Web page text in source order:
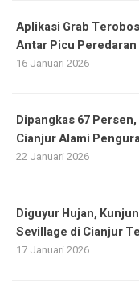
Aplikasi Grab
Antar Picu
16 Januari 2026
Dipangkas 67
Cianjur Alami
22 Januari 2026
Diguyur Hujan,
Sevillage di Cianjur
17 Januari 2026